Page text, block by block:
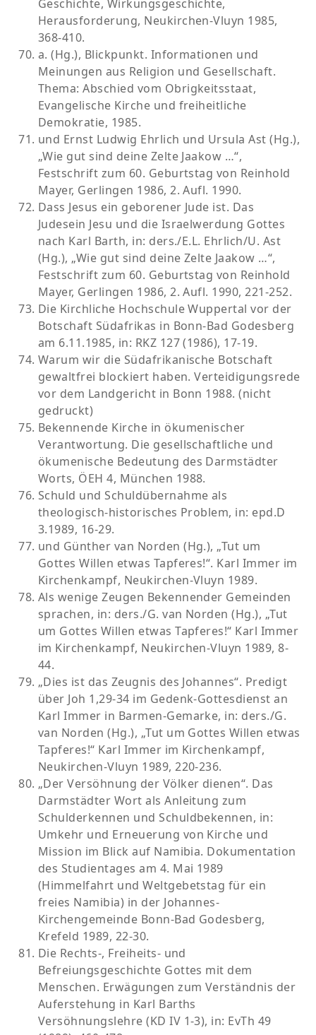
Geschichte, Wirkungsgeschichte,
Herausforderung, Neukirchen-Vluyn 1985,
368-410.
a. (Hg.), Blickpunkt. Informationen und
Meinungen aus Religion und Gesellschaft.
Thema: Abschied vom Obrigkeitsstaat,
Evangelische Kirche und freiheitliche
Demokratie, 1985.
und Ernst Ludwig Ehrlich und Ursula Ast (Hg.),
„Wie gut sind deine Zelte Jaakow …“,
Festschrift zum 60. Geburtstag von Reinhold
Mayer, Gerlingen 1986, 2. Aufl. 1990.
Dass Jesus ein geborener Jude ist. Das
Judesein Jesu und die Israelwerdung Gottes
nach Karl Barth, in: ders./E.L. Ehrlich/U. Ast
(Hg.), „Wie gut sind deine Zelte Jaakow …“,
Festschrift zum 60. Geburtstag von Reinhold
Mayer, Gerlingen 1986, 2. Aufl. 1990, 221-252.
Die Kirchliche Hochschule Wuppertal vor der
Botschaft Südafrikas in Bonn-Bad Godesberg
am 6.11.1985, in: RKZ 127 (1986), 17-19.
Warum wir die Südafrikanische Botschaft
gewaltfrei blockiert haben. Verteidigungsrede
vor dem Landgericht in Bonn 1988. (nicht
gedruckt)
Bekennende Kirche in ökumenischer
Verantwortung. Die gesellschaftliche und
ökumenische Bedeutung des Darmstädter
Worts, ÖEH 4, München 1988.
Schuld und Schuldübernahme als
theologisch-historisches Problem, in: epd.D
3.1989, 16-29.
und Günther van Norden (Hg.), „Tut um
Gottes Willen etwas Tapferes!“. Karl Immer im
Kirchenkampf, Neukirchen-Vluyn 1989.
Als wenige Zeugen Bekennender Gemeinden
sprachen, in: ders./G. van Norden (Hg.), „Tut
um Gottes Willen etwas Tapferes!“ Karl Immer
im Kirchenkampf, Neukirchen-Vluyn 1989, 8-
44.
„Dies ist das Zeugnis des Johannes“. Predigt
über Joh 1,29-34 im Gedenk-Gottesdienst an
Karl Immer in Barmen-Gemarke, in: ders./G.
van Norden (Hg.), „Tut um Gottes Willen etwas
Tapferes!“ Karl Immer im Kirchenkampf,
Neukirchen-Vluyn 1989, 220-236.
„Der Versöhnung der Völker dienen“. Das
Darmstädter Wort als Anleitung zum
Schulderkennen und Schuldbekennen, in:
Umkehr und Erneuerung von Kirche und
Mission im Blick auf Namibia. Dokumentation
des Studientages am 4. Mai 1989
(Himmelfahrt und Weltgebetstag für ein
freies Namibia) in der Johannes-
Kirchengemeinde Bonn-Bad Godesberg,
Krefeld 1989, 22-30.
Die Rechts-, Freiheits- und
Befreiungsgeschichte Gottes mit dem
Menschen. Erwägungen zum Verständnis der
Auferstehung in Karl Barths
Versöhnungslehre (KD IV 1-3), in: EvTh 49